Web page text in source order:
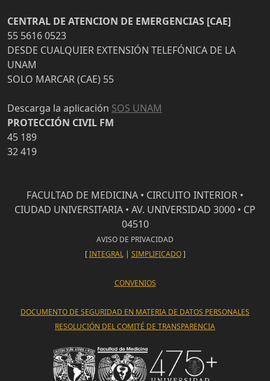
CENTRAL DE ATENCION DE EMERGENCIAS [CAE]
55 5616 0523
DESDE CUALQUIER EXTENSIÓN TELEFÓNICA DE LA
UNAM
SOLO MARCAR (CAE) 55
Descarga la aplicación SOS UNAM
PROTECCIÓN CIVIL FM
45 189
32 419
FACULTAD DE MEDICINA • CIRCUITO INTERIOR •
CIUDAD UNIVERSITARIA • AV. UNIVERSIDAD 3000 • CP
04510
AVISO DE PRIVACIDAD
[INTEGRAL| SIMPLIFICADO]
CONVENIOS
DOCUMENTO DE SEGURIDAD EN MATERIA DE DATOS PERSONALES
RESOLUCIÓN DEL COMITÉ DE TRANSPARENCIA